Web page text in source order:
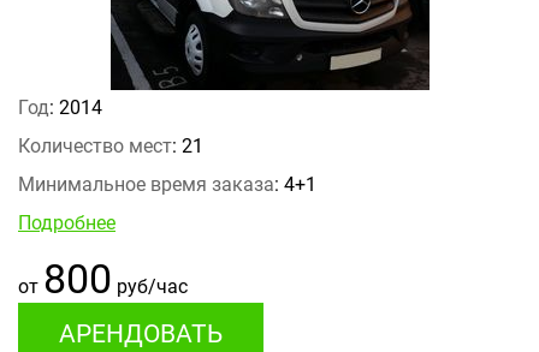
Год: 2014
Количество мест: 21
Минимальное время заказа: 4+1
Подробнее
от 800 руб/час
АРЕНДОВАТЬ